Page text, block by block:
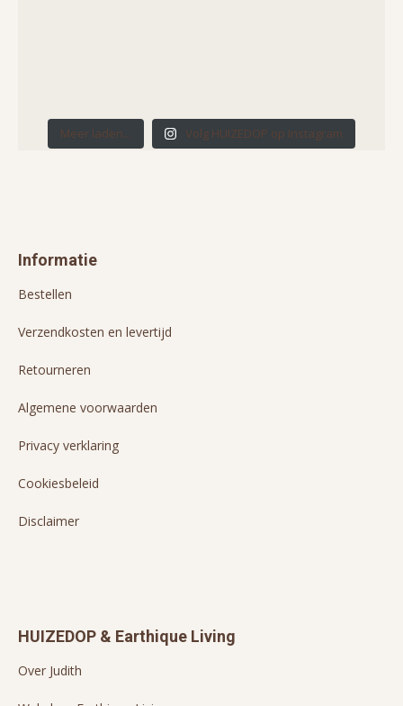
Meer laden... Volg HUIZEDOP op Instagram
Informatie
Bestellen
Verzendkosten en levertijd
Retourneren
Algemene voorwaarden
Privacy verklaring
Cookiesbeleid
Disclaimer
HUIZEDOP & Earthique Living
Over Judith